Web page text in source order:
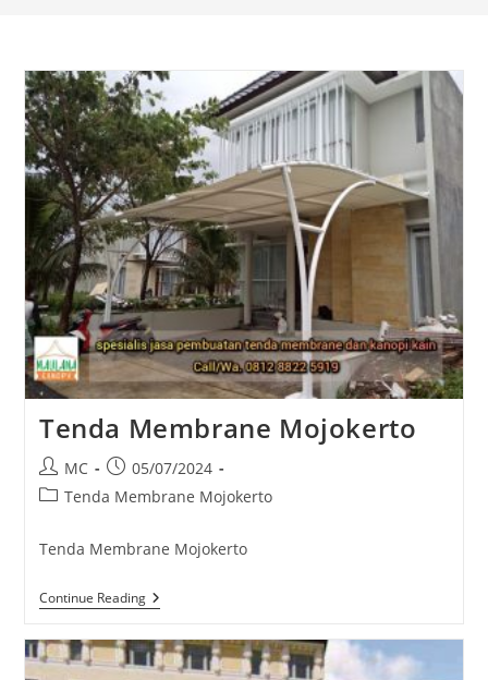
Tenda Membrane Mojokerto
Post
author:
MC
Post
published:
05/07/2024
PostTenda Membrane Mojokerto
Tenda Membrane Mojokerto
Continue ReadingTenda
Membrane